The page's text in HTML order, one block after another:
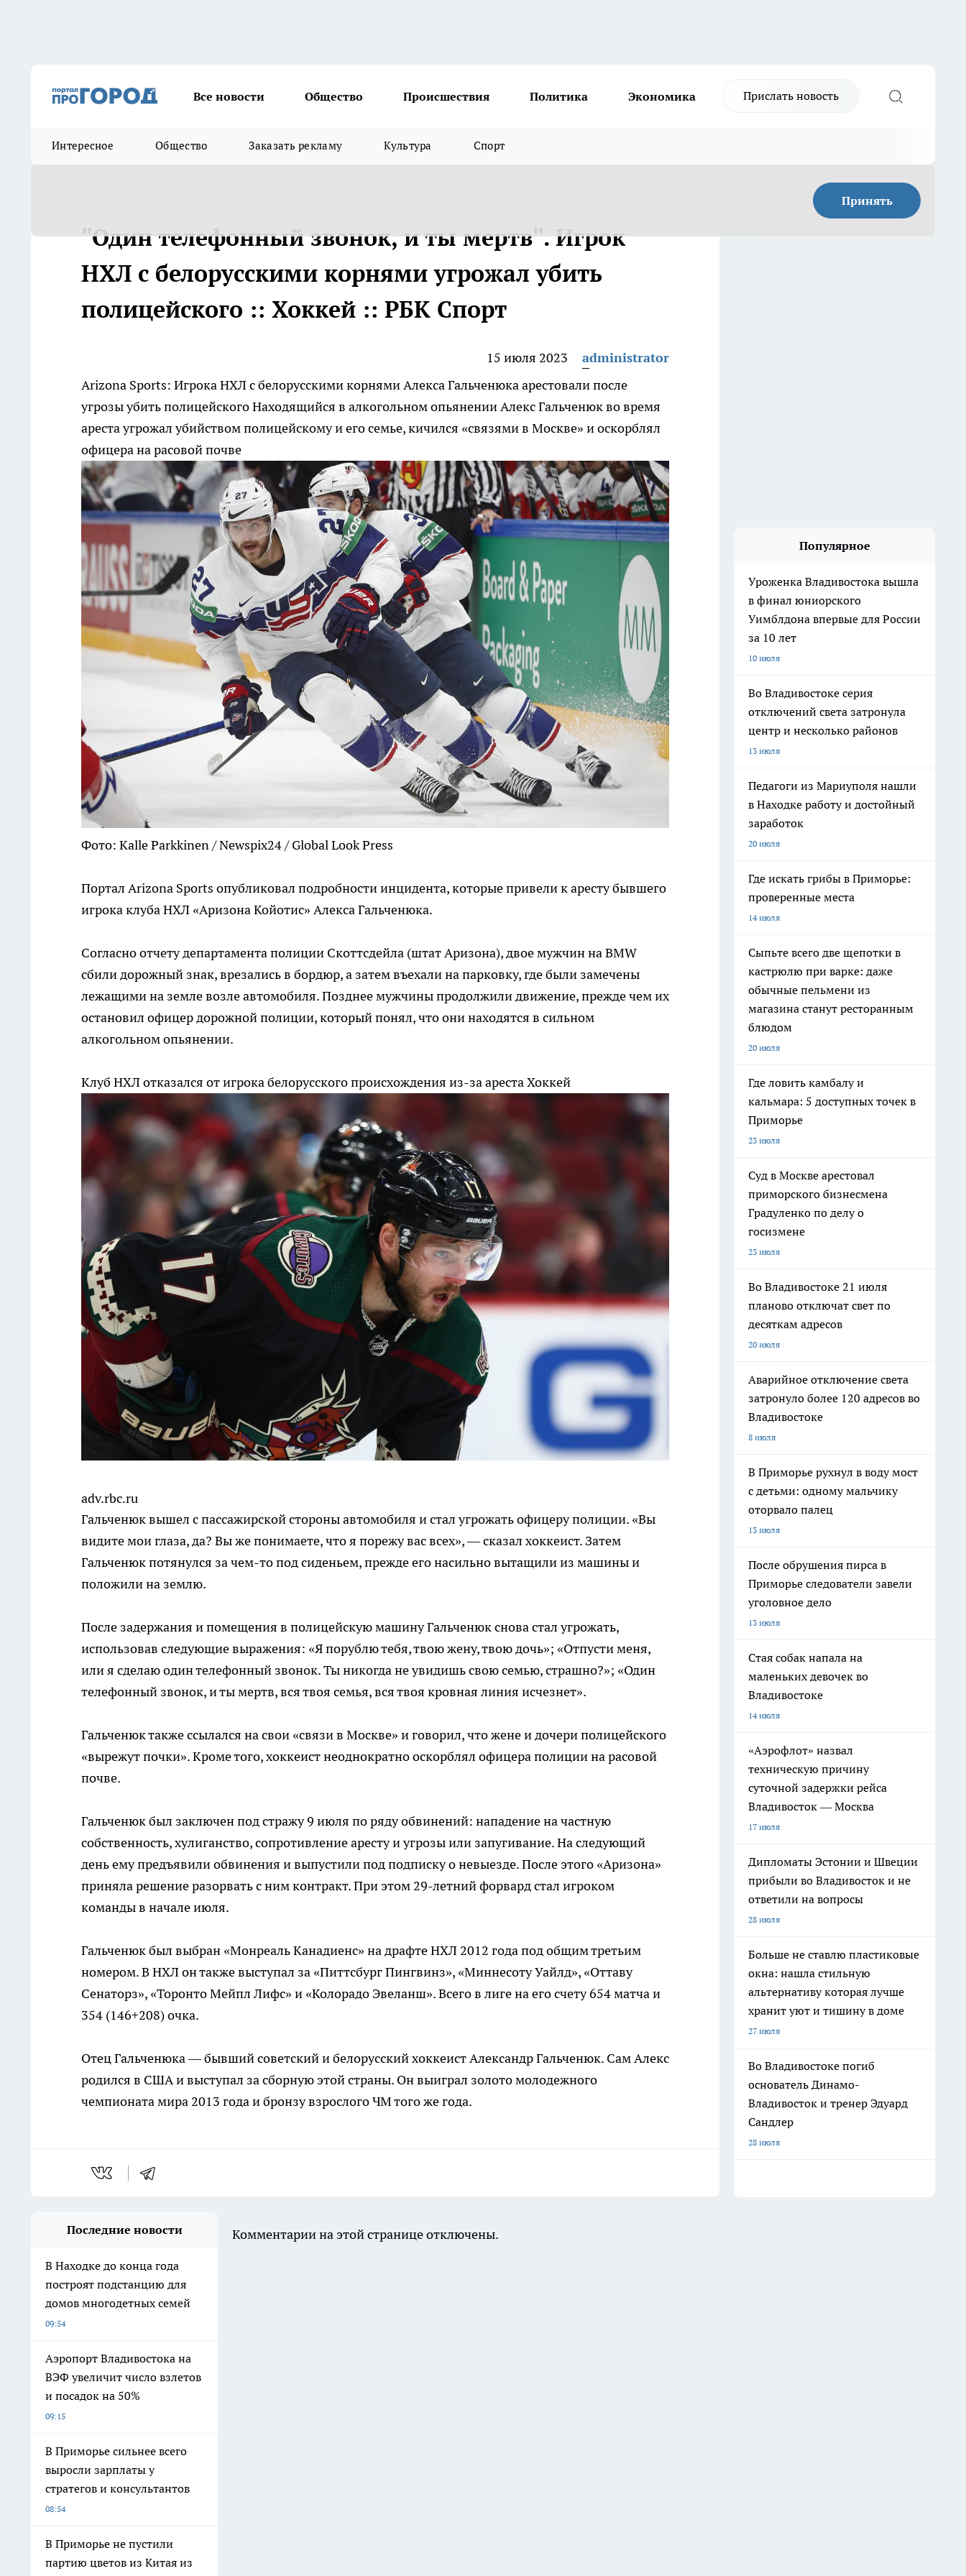
Все новости Общество Происшествия Политика Экономика Прислать новость
Интересное Общество Заказать рекламу Культура Спорт
Принять
"Один телефонный звонок, и ты мертв". Игрок
НХЛ с белорусскими корнями угрожал убить
полицейского :: Хоккей :: РБК Спорт
15 июля 2023
administrator
Arizona Sports: Игрока НХЛ с белорусскими корнями Алекса Гальченюка арестовали после
угрозы убить полицейскогоНаходящийся в алкогольном опьянении Алекс Гальченюк во время
ареста угрожал убийством полицейскому и его семье, кичился «связями в Москве» и оскорблял
офицера на расовой почве
Фото: Kalle Parkkinen / Newspix24 / Global Look Press
Портал Arizona Sports опубликовал подробности инцидента, которые привели к аресту бывшего
игрока клуба НХЛ «Аризона Койотис» Алекса Гальченюка.
Согласно отчету департамента полиции Скоттсдейла (штат Аризона), двое мужчин на BMW
сбили дорожный знак, врезались в бордюр, а затем въехали на парковку, где были замечены
лежащими на земле возле автомобиля. Позднее мужчины продолжили движение, прежде чем их
остановил офицер дорожной полиции, который понял, что они находятся в сильном
алкогольном опьянении.
Клуб НХЛ отказался от игрока белорусского происхождения из-за арестаХоккей
adv.rbc.ru
Гальченюк вышел с пассажирской стороны автомобиля и стал угрожать офицеру полиции. «Вы
видите мои глаза, да? Вы же понимаете, что я порежу вас всех», — сказал хоккеист. Затем
Гальченюк потянулся за чем-то под сиденьем, прежде его насильно вытащили из машины и
положили на землю.
После задержания и помещения в полицейскую машину Гальченюк снова стал угрожать,
использовав следующие выражения: «Я порублю тебя, твою жену, твою дочь»; «Отпусти меня,
или я сделаю один телефонный звонок. Ты никогда не увидишь свою семью, страшно?»; «Один
телефонный звонок, и ты мертв, вся твоя семья, вся твоя кровная линия исчезнет».
Гальченюк также ссылался на свои «связи в Москве» и говорил, что жене и дочери полицейского
«вырежут почки». Кроме того, хоккеист неоднократно оскорблял офицера полиции на расовой
почве.
Гальченюк был заключен под стражу 9 июля по ряду обвинений: нападение на частную
собственность, хулиганство, сопротивление аресту и угрозы или запугивание. На следующий
день ему предъявили обвинения и выпустили под подписку о невыезде. После этого «Аризона»
приняла решение разорвать с ним контракт. При этом 29-летний форвард стал игроком
команды в начале июля.
Гальченюк был выбран «Монреаль Канадиенс» на драфте НХЛ 2012 года под общим третьим
номером. В НХЛ он также выступал за «Питтсбург Пингвинз», «Миннесоту Уайлд», «Оттаву
Сенаторз», «Торонто Мейпл Лифс» и «Колорадо Эвеланш». Всего в лиге на его счету 654 матча и
354 (146+208) очка.
Отец Гальченюка — бывший советский и белорусский хоккеист Александр Гальченюк. Сам Алекс
родился в США и выступал за сборную этой страны. Он выиграл золото молодежного
чемпионата мира 2013 года и бронзу взрослого ЧМ того же года.
Популярное
Уроженка Владивостока вышла
в финал юниорского
Уимблдона впервые для России
за 10 лет
10 июля
Во Владивостоке серия
отключений света затронула
центр и несколько районов
13 июля
Педагоги из Мариуполя нашли
в Находке работу и достойный
заработок
20 июля
Где искать грибы в Приморье:
проверенные места
14 июля
Сыпьте всего две щепотки в
кастрюлю при варке: даже
обычные пельмени из
магазина станут ресторанным
блюдом
20 июля
Где ловить камбалу и
кальмара: 5 доступных точек в
Приморье
23 июля
Суд в Москве арестовал
приморского бизнесмена
Градуленко по делу о
госизмене
23 июля
Во Владивостоке 21 июля
планово отключат свет по
десяткам адресов
20 июля
Аварийное отключение света
затронуло более 120 адресов во
Владивостоке
8 июля
В Приморье рухнул в воду мост
с детьми: одному мальчику
оторвало палец
13 июля
После обрушения пирса в
Приморье следователи завели
уголовное дело
13 июля
Стая собак напала на
маленьких девочек во
Владивостоке
14 июля
«Аэрофлот» назвал
техническую причину
суточной задержки рейса
Владивосток — Москва
17 июля
Дипломаты Эстонии и Швеции
прибыли во Владивосток и не
ответили на вопросы
28 июля
Больше не ставлю пластиковые
окна: нашла стильную
альтернативу которая лучше
хранит уют и тишину в доме
27 июля
Во Владивостоке погиб
основатель Динамо-
Владивосток и тренер Эдуард
Сандлер
28 июля
Последние новости
В Находке до конца года
построят подстанцию для
домов многодетных семей
09:54
Аэропорт Владивостока на
ВЭФ увеличит число взлетов
и посадок на 50%
09:15
В Приморье сильнее всего
выросли зарплаты у
стратегов и консультантов
08:54
В Приморье не пустили
партию цветов из Китая из
Комментарии на этой странице отключены.